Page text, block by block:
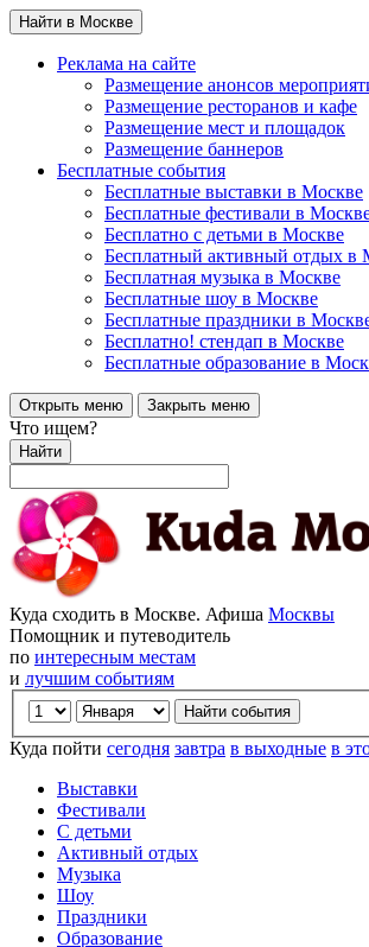
Найти в Москве
Реклама на сайте
Размещение анонсов
Размещение ресторанов и кафе
Размещение мест и площадок
Размещение баннеров
Бесплатные события
Бесплатные выставки в Москве
Бесплатные фестивали в
Бесплатно с детьми в Москве
Бесплатный активный отдых в
Бесплатная музыка в Москве
Бесплатные шоу в Москве
Бесплатные праздники в
Бесплатно! стендап в Москве
Бесплатные образование в
Открыть меню Закрыть меню
Что ищем?
Найти
Куда сходить в Москве. Афиша Москвы
Помощник и путеводитель
по интересным местам
и лучшим событиям
Куда пойти сегодня завтра в выходные в
Выставки
Фестивали
С детьми
Активный отдых
Музыка
Шоу
Праздники
Образование